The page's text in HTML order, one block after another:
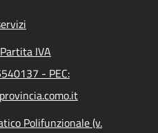
IVA
- PEC:
Polifunzionale (v.